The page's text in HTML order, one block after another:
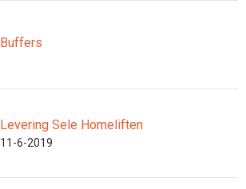
Buffers
Levering Sele Homeliften
11-6-2019